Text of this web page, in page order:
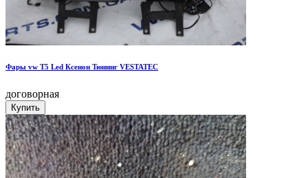
Фары vw T5 Led Ксенон Тюнинг VESTATEC
договорная